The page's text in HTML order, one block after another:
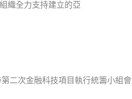
織全力支持建立的亞
二次金融科技項目執行統籌小組會